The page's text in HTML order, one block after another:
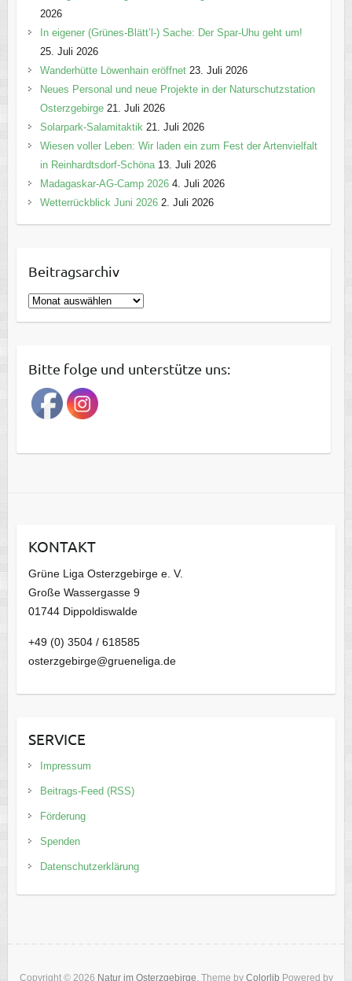
2026
In eigener (Grünes-Blätt’l-) Sache: Der Spar-Uhu geht um!
25. Juli 2026
Wanderhütte Löwenhain eröffnet 23. Juli 2026
Neues Personal und neue Projekte in der Naturschutzstation
Osterzgebirge 21. Juli 2026
Solarpark-Salamitaktik 21. Juli 2026
Wiesen voller Leben: Wir laden ein zum Fest der Artenvielfalt
in Reinhardtsdorf-Schöna 13. Juli 2026
Madagaskar-AG-Camp 2026 4. Juli 2026
Wetterrückblick Juni 2026 2. Juli 2026
Beitragsarchiv
B
e
r
a
g
a
v
Bitte folge und unterstütze uns:
KONTAKT
Grüne Liga Osterzgebirge e. V.
Große Wassergasse 9
01744 Dippoldiswalde
+49 (0) 3504 / 618585
osterzgebirge@grueneliga.de
SERVICE
Impressum
Beitrags-Feed (RSS)
Förderung
Spenden
Datenschutzerklärung
Copyright © 2026 Natur im Osterzgebirge. Theme by Colorlib Powered by